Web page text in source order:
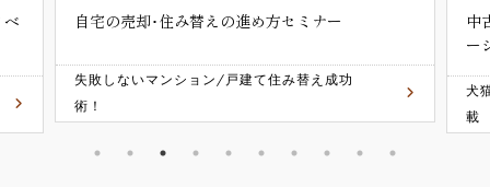
自宅の売却･住み替えの進め方セミナー
失敗しないマンション/戸建て住み替え成功
術！
中
ー
犬
載